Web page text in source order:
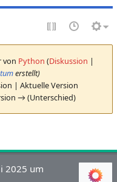
von Python (Diskussion |
erstellt)
| Aktuelle Version
→ (Unterschied)
2025 um